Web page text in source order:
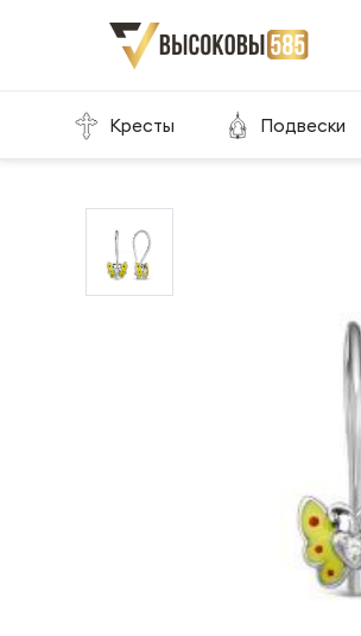
Кресты Подвески
Главная Склад готовой